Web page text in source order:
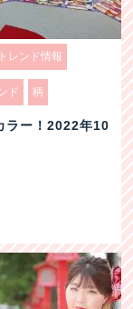
レンド情報
ド 柄
ラー！2022年10